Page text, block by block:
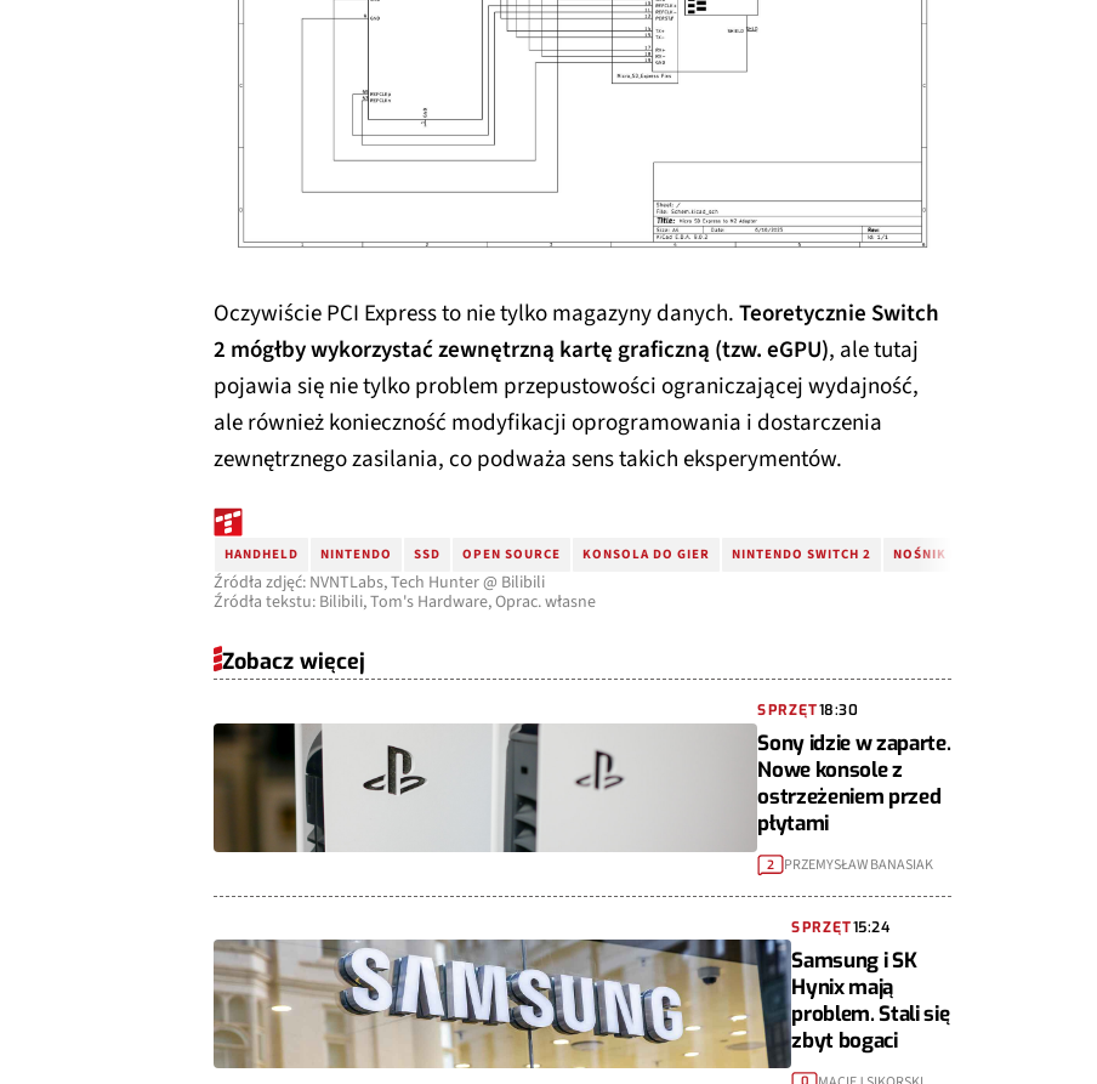
Oczywiście PCI Express to nie tylko magazyny danych.Teoretycznie Switch
2 mógłby wykorzystać zewnętrzną kartę graficzną (tzw. eGPU), ale tutaj
pojawia się nie tylko problem przepustowości ograniczającej wydajność,
ale również konieczność modyfikacji oprogramowania i dostarczenia
zewnętrznego zasilania, co podważa sens takich eksperymentów.
HANDHELD NINTENDO SSD OPEN SOURCE KONSOLA DO GIER NINTENDO SWITCH 2 NOŚNIK PÓŁPRZEWODNIKOWY
Źródła zdjęć: NVNTLabs, Tech Hunter @ Bilibili
Źródła tekstu: Bilibili, Tom's Hardware, Oprac. własne
Zobacz więcej
SPRZĘT18:30
Sony idzie w zaparte.
Nowe konsole z
ostrzeżeniem przed
płytami
2 PRZEMYSŁAW BANASIAK
SPRZĘT15:24
Samsung i SK
Hynix mają
problem. Stali się
zbyt bogaci